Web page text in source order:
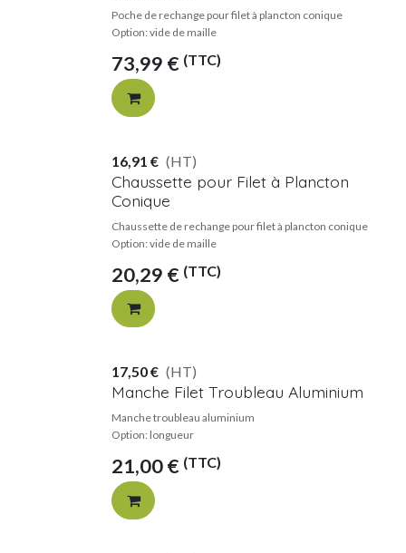
Poche de rechange pour filet à plancton conique
Option: vide de maille
73,99 € (TTC)
Chaussette pour Filet à Plancton
Conique
Chaussette de rechange pour filet à plancton conique
Option: vide de maille
20,29 € (TTC)
16,91 € (HT)
Manche Filet Troubleau Aluminium
Manche troubleau aluminium
Option: longueur
21,00€ (TTC)
17,50€ (HT)